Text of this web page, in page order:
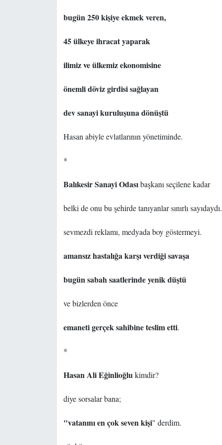
bugün 250 kişiye ekmek veren,
45 ülkeye ihracat yaparak
ilimiz ve ülkemiz ekonomisine
önemli döviz girdisi sağlayan
dev sanayi kuruluşuna dönüştü
Hasan abiyle evlatlarının yönetiminde.
*
Balıkesir Sanayi Odasıbaşkanı seçilene kadar
belki de onu bu şehirde tanıyanlar sınırlı sayıdaydı.
sevmezdi reklamı, medyada boy göstermeyi.
amansız hastalığa karşı verdiği savaşa
bugün sabah saatlerinde yenik düştü
ve bizlerden önce
emaneti gerçek sahibine teslim etti.
*
Hasan Ali Eğinlioğlu kimdir?
diye sorsalar bana;
"vatanını en çok seven kişi" derdim.